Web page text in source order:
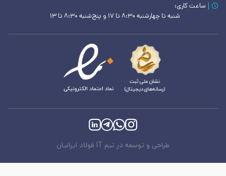
ساعت کاری:
شنبه تا چهارشنبه ۸:۳۰ تا ۱۷ و پنج‌شنبه ۸:۳۰ تا ۱۳
طراحی و توسعه در تیم IT فولاد ایرانیان